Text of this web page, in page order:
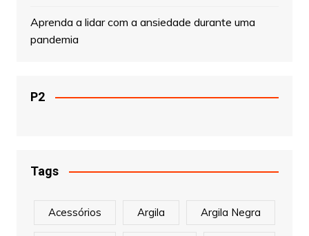
Aprenda a lidar com a ansiedade durante uma
pandemia
P2
Tags
Acessórios Argila Argila Negra